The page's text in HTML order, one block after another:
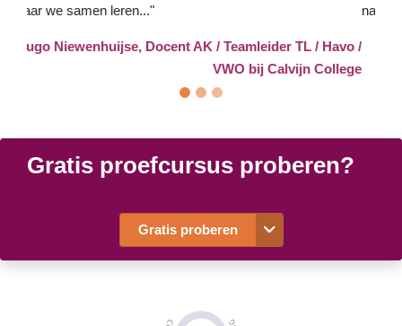
nascholen? Dan zou ik zeggen: doen!"
Erik van Dijk, docent bij CSG Willem de Zwijger
Gratis proefcursus proberen?